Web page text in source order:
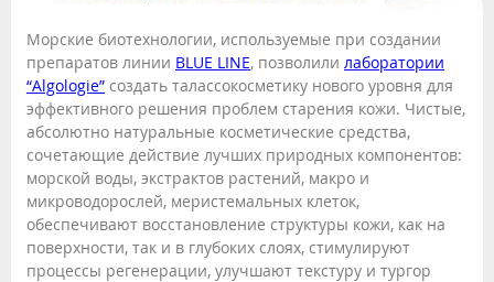
Морские биотехнологии, используемые при создании
препаратов линии BLUE LINE, позволили лаборатории
“Algologie” создать талассокосметику нового уровня для
эффективного решения проблем старения кожи. Чистые,
абсолютно натуральные косметические средства,
сочетающие действие лучших природных компонентов:
морской воды, экстрактов растений, макро и
микроводорослей, меристемальных клеток,
обеспечивают восстановление структуры кожи, как на
поверхности, так и в глубоких слоях, стимулируют
процессы регенерации, улучшают текстуру и тургор